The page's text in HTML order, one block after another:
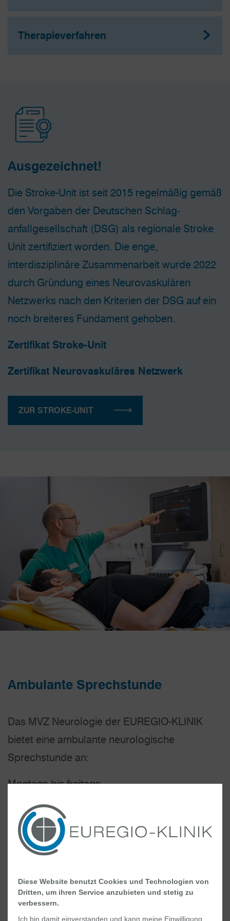
Therapieverfahren
Ausgezeichnet!
Die Stroke-Unit ist seit 2015 regelmäßig gemäß
den Vorgaben der Deutschen Schlag­
anfallgesellschaft (DSG) als regionale Stroke
Unit zertifiziert worden. Die enge,
interdisziplinäre Zusammenarbeit wurde 2022
durch Gründung eines Neurovaskulären
Netzwerks nach den Kriterien der DSG auf ein
noch breiteres Fundament gehoben.
Zertifikat Stroke-Unit
Zertifikat Neurovaskuläres Netzwerk
ZUR STROKE-UNIT
Ambulante Sprechstunde
Das MVZ Neurologie der EUREGIO-KLINIK
bietet eine ambulante neurologische
Sprechstunde an:
Montags bis freitags
08.00 bis 14.00 Uhr
Bitte vereinbaren Sie vorab einen Termin:
Tel.+49 (0) 5921 84-3620
MVZ Neurologie
Diese Website benutzt Cookies und Technologien von
Dritten, um ihren Service anzubieten und stetig zu
verbessern.
Ich bin damit einverstanden und kann meine Einwilligung